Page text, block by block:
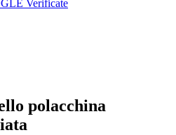
Verificate
polacchina